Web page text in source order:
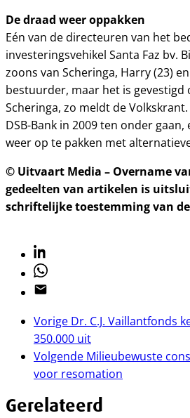
De draad weer oppakken
Eén van de directeuren van het
investeringsvehikel Santa Faz bv.
zoons van Scheringa, Harry (23)
bestuurder, maar het is gevestigd
Scheringa, zo meldt de
DSB-Bank in 2009 ten onder
weer op te pakken met
© Uitvaart Media – Overname
gedeelten van artikelen is
schriftelijke toestemming van
Linkedin
Whatsapp
Email
Vorige Dr. C.J. Vaillantfonds
350.000 uit
Volgende Milieubewuste
voor resomation
Gerelateerd